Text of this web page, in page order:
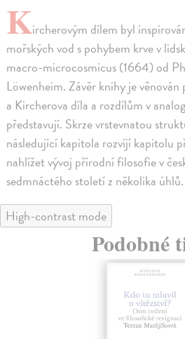
Kircherovým dílem byl
mořských vod s pohybem krve v
macro-microcosmicus (1664) od
Löwenheim. Závěr knihy je věnován
a Kircherova díla a rozdílům v
představují. Skrze vrstevnatou
následující kapitola rozvíjí kapitolu
nahlížet vývoj přírodní filosofie v
sedmnáctého století z několika úhlů.
High-contrast mode
Podobné